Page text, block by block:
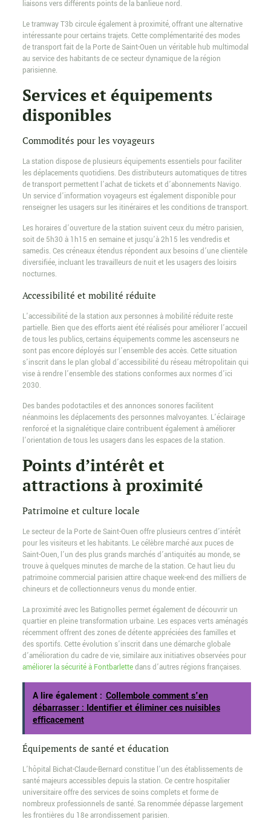
liaisons vers différents points de la banlieue nord.
Le tramway T3b circule également à proximité, offrant une alternative
intéressante pour certains trajets. Cette complémentarité des modes
de transport fait de la Porte de Saint-Ouen un véritable hub multimodal
au service des habitants de ce secteur dynamique de la région
parisienne.
Services et équipements
disponibles
Commodités pour les voyageurs
La station dispose de plusieurs équipements essentiels pour faciliter
les déplacements quotidiens. Des distributeurs automatiques de titres
de transport permettent l’achat de tickets et d’abonnements Navigo.
Un service d’information voyageurs est également disponible pour
renseigner les usagers sur les itinéraires et les conditions de transport.
Les horaires d’ouverture de la station suivent ceux du métro parisien,
soit de 5h30 à 1h15 en semaine et jusqu’à 2h15 les vendredis et
samedis. Ces créneaux étendus répondent aux besoins d’une clientèle
diversifiée, incluant les travailleurs de nuit et les usagers des loisirs
nocturnes.
Accessibilité et mobilité réduite
L’accessibilité de la station aux personnes à mobilité réduite reste
partielle. Bien que des efforts aient été réalisés pour améliorer l’accueil
de tous les publics, certains équipements comme les ascenseurs ne
sont pas encore déployés sur l’ensemble des accès. Cette situation
s’inscrit dans le plan global d’accessibilité du réseau métropolitain qui
vise à rendre l’ensemble des stations conformes aux normes d’ici
2030.
Des bandes podotactiles et des annonces sonores facilitent
néanmoins les déplacements des personnes malvoyantes. L’éclairage
renforcé et la signalétique claire contribuent également à améliorer
l’orientation de tous les usagers dans les espaces de la station.
Points d’intérêt et
attractions à proximité
Patrimoine et culture locale
Le secteur de la Porte de Saint-Ouen offre plusieurs centres d’intérêt
pour les visiteurs et les habitants. Le célèbre marché aux puces de
Saint-Ouen, l’un des plus grands marchés d’antiquités au monde, se
trouve à quelques minutes de marche de la station. Ce haut lieu du
patrimoine commercial parisien attire chaque week-end des milliers de
chineurs et de collectionneurs venus du monde entier.
La proximité avec les Batignolles permet également de découvrir un
quartier en pleine transformation urbaine. Les espaces verts aménagés
récemment offrent des zones de détente appréciées des familles et
des sportifs. Cette évolution s’inscrit dans une démarche globale
d’amélioration du cadre de vie, similaire aux initiatives observées pour
améliorer la sécurité à Fontbarlettedans d’autres régions françaises.
A lire également : Collembole comment s'en
débarrasser : Identifier et éliminer ces nuisibles
efficacement
Équipements de santé et éducation
L’hôpital Bichat-Claude-Bernard constitue l’un des établissements de
santé majeurs accessibles depuis la station. Ce centre hospitalier
universitaire offre des services de soins complets et forme de
nombreux professionnels de santé. Sa renommée dépasse largement
les frontières du 18e arrondissement parisien.